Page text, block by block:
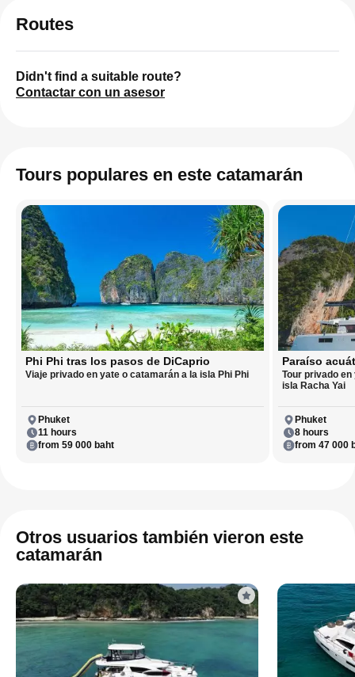
Routes
Didn't find a suitable route?
Contactar con un asesor
Tours populares en este catamarán
Phi Phi tras los pasos de DiCaprio
Viaje privado en yate o catamarán a la isla Phi Phi
Phuket
11 hours
from 59 000 baht
Paraíso
Tour privado
isla Racha Yai
Phuket
8 hours
from 47 000
Otros usuarios también vieron este
catamarán